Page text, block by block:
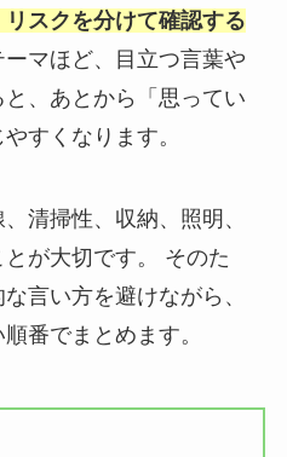
スクを分けて確認する
マほど、目立つ言葉や
、あとから「思ってい
すくなります。
清掃性、収納、照明、
が大切です。 そのた
言い方を避けながら、
番でまとめます。